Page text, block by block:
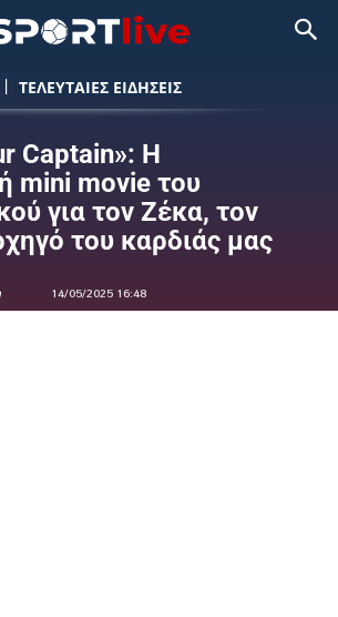
ΤΕΛΕΥΤΑΙΕΣ ΕΙΔΗΣΕΙΣ
Captain»: Η
mini movie του
για τον Ζέκα, τον
του καρδιάς μας
14/05/2025 16:48